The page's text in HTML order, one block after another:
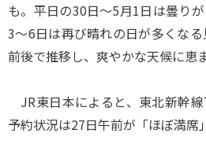
も。平日の30日～5月1日は曇り
3～6日は再び晴れの日が多くな
前後で推移し、爽やかな天候に恵
JR東日本によると、東北新幹
予約状況は27日午前が「ほぼ満席